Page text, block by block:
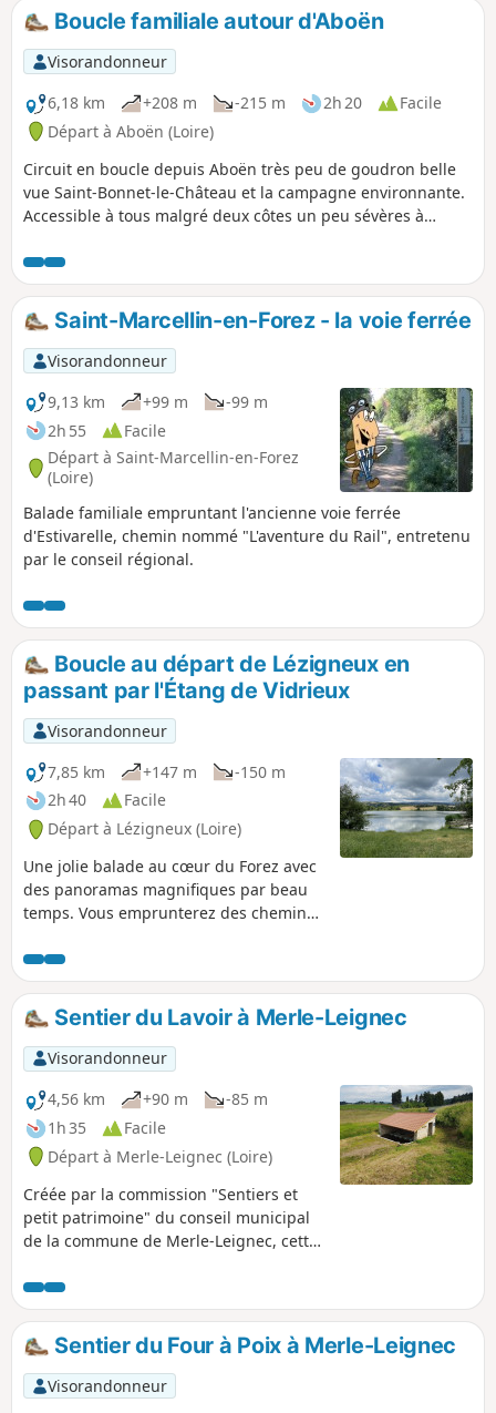
Boucle familiale autour d'Aboën
Visorandonneur
6,18 km
+208 m -215 m 2h 20
Facile
Départ à Aboën (Loire)
Circuit en boucle depuis Aboën très peu de goudron belle
vue Saint-Bonnet-le-Château et la campagne environnante.
Accessible à tous malgré deux côtes un peu sévères à
Saint-Marcellin-en-Forez - la voie ferrée
Visorandonneur
9,13 km
+99 m
-99 m
2h 55
Facile
Départ à Saint-Marcellin-en-Forez
(Loire)
Balade familiale empruntant l'ancienne voie ferrée
d'Estivarelle, chemin nommé "L'aventure du Rail", entretenu
par le conseil régional.
Boucle au départ de Lézigneux en
passant par l'Étang de Vidrieux
Visorandonneur
7,85 km
+147 m
-150 m
2h 40
Facile
Départ à Lézigneux (Loire)
Une jolie balade au cœur du Forez avec
des panoramas magnifiques par beau
temps. Vous emprunterez des chemins
proportions acceptables. Outre le
passage à proximité de l'Étang de
Vidrieux, cette randonnée emprunte, à
plusieurs reprises, le Chemin de Saint-
Jacques-de-Compostelle.
Sentier du Lavoir à Merle-Leignec
Visorandonneur
4,56 km
+90 m
-85 m
1h 35
Facile
Départ à Merle-Leignec (Loire)
Créée par la commission "Sentiers et
petit patrimoine" du conseil municipal
de la commune de Merle-Leignec, cette
long de son tracé différents petits
trésors paysagers ou patrimoniaux :
croix, bachats, puits, mais aussi église
et croix classée. Le point principal de ce
sentier et sa particularité résident dans
la découverte d'un lavoir entièrement
Sentier du Four à Poix à Merle-Leignec
Visorandonneur